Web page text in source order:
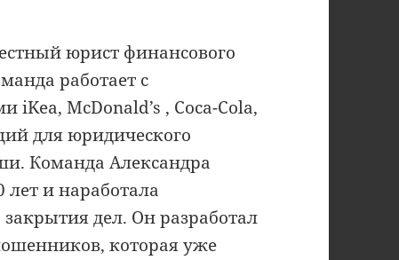
юрист финансового
работает с
McDonald’s , Coca-Cola,
для юридического
Команда Александра
лет и наработала
дел. Он разработал
которая уже